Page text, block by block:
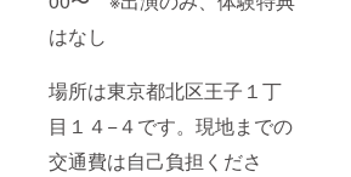
はなし
場所は東京都北区王子１丁
目１４−４です。現地までの
交通費は自己負担くださ